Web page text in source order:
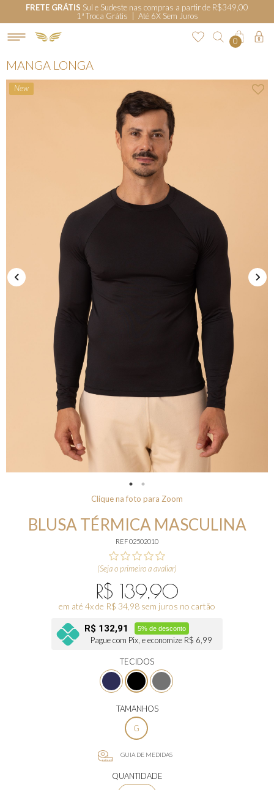
FRETE GRÁTIS Sul e Sudeste nas compras a partir de R$349,00
1ª Troca Grátis | Até 6X Sem Juros
0
MANGA LONGA
New
Clique na foto para Zoom
BLUSA TÉRMICA MASCULINA
REF 02502010
(Seja o primeiro a avaliar)
R$ 139,90
em até 4x de R$ 34,98 sem juros no cartão
R$ 132,91 5% de desconto
Pague com Pix, e economize R$ 6,99
TECIDOS
TAMANHOS
G
GUIA DE MEDIDAS
QUANTIDADE